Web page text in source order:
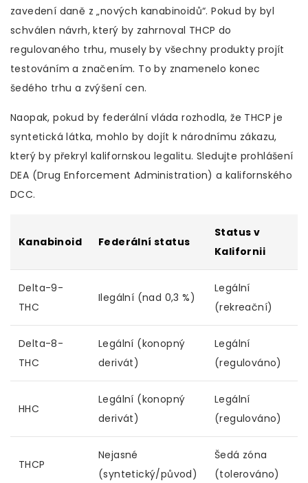
zavedení daně z „nových kanabinoidů“. Pokud by byl
schválen návrh, který by zahrnoval THCP do
regulovaného trhu, musely by všechny produkty projít
testováním a značením. To by znamenelo konec
šedého trhu a zvýšení cen.
Naopak, pokud by federální vláda rozhodla, že THCP je
syntetická látka, mohlo by dojít k národnímu zákazu,
který by překryl kalifornskou legalitu. Sledujte prohlášení
DEA (Drug Enforcement Administration) a kalifornského
DCC.
Kanabinoid Federální status
Status v
Kalifornii
Delta-9-
THC
Ilegální (nad 0,3 %)
Legální
(rekreační)
Delta-8-
THC
Legální (konopný
derivát)
Legální
(regulováno)
HHC
Legální (konopný
derivát)
Legální
(regulováno)
THCP
Nejasné
(syntetický/původ)
Šedá zóna
(tolerováno)